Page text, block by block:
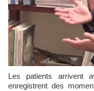
Les patients arrivent avec leur propre histoire et parfois
enregistrent des